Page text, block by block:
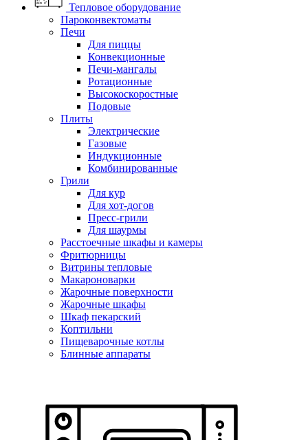
Тепловое оборудование
Пароконвектоматы
Печи
Для пиццы
Конвекционные
Печи-мангалы
Ротационные
Высокоскоростные
Подовые
Плиты
Электрические
Газовые
Индукционные
Комбинированные
Грили
Для кур
Для хот-догов
Пресс-грили
Для шаурмы
Расстоечные шкафы и камеры
Фритюрницы
Витрины тепловые
Макароноварки
Жарочные поверхности
Жарочные шкафы
Шкаф пекарский
Коптильни
Пищеварочные котлы
Блинные аппараты